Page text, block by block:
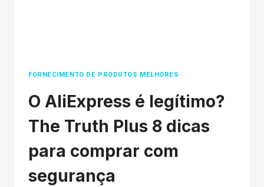
FORNECIMENTO DE PRODUTOS MELHORES
O AliExpress é legítimo?
The Truth Plus 8 dicas
para comprar com
segurança